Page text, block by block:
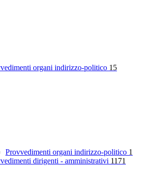
organi indirizzo-politico 15
Provvedimenti organi indirizzo-politico 1
dirigenti - amministrativi 1171